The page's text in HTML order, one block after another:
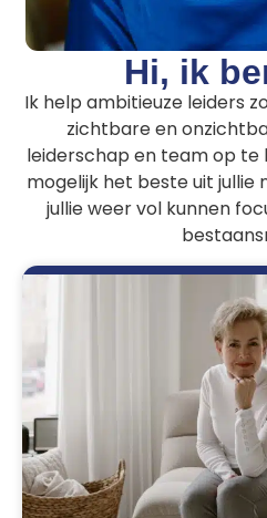
Hi, ik
Ik help ambitieuze leiders
zichtbare en
leiderschap en team op te
mogelijk het beste uit jullie
jullie weer vol kunnen